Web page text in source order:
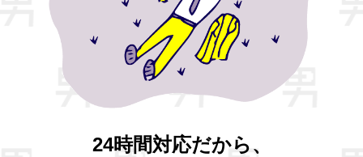
24時間対応だから、